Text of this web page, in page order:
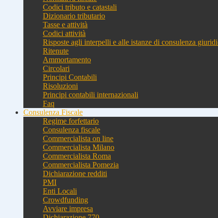
Codici tributo e catastali
Dizionario tributario
Tasse e attività
Codici attività
Risposte agli interpelli e alle istanze di consulenza
Ritenute
Ammortamento
Circolari
Principi Contabili
Risoluzioni
Principi contabili internazionali
Faq
Consulenza Fiscale
Regime forfettario
Consulenza fiscale
Commercialista on line
Commercialista Milano
Commercialista Roma
Commercialista Pomezia
Dichiarazione redditi
PMI
Enti Locali
Crowdfunding
Avviare impresa